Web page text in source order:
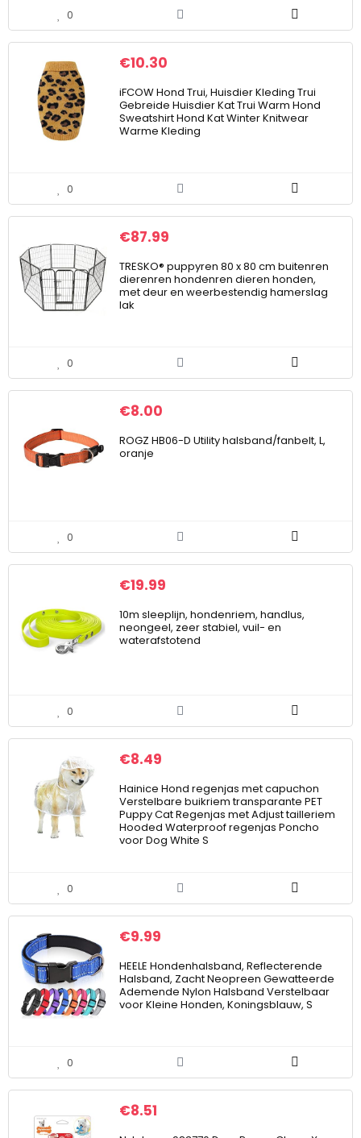
0
€10.30
iFCOW Hond Trui, Huisdier Kleding Trui
Gebreide Huisdier Kat Trui Warm Hond
Sweatshirt Hond Kat Winter Knitwear
Warme Kleding
0
€87.99
TRESKO® puppyren 80 x 80 cm buitenren
dierenren hondenren dieren honden,
met deur en weerbestendig hamerslag
lak
0
€8.00
ROGZ HB06-D Utility halsband/fanbelt, L,
oranje
0
€19.99
10m sleeplijn, hondenriem, handlus,
neongeel, zeer stabiel, vuil- en
waterafstotend
0
€8.49
Hainice Hond regenjas met capuchon
Verstelbare buikriem transparante PET
Puppy Cat Regenjas met Adjust tailleriem
Hooded Waterproof regenjas Poncho
voor Dog White S
0
€9.99
HEELE Hondenhalsband, Reflecterende
Halsband, Zacht Neopreen Gewatteerde
Ademende Nylon Halsband Verstelbaar
voor Kleine Honden, Koningsblauw, S
0
€8.51